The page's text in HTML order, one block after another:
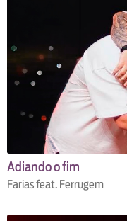
Adiando o fim
Farias feat. Ferrugem